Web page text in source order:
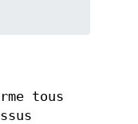
tous